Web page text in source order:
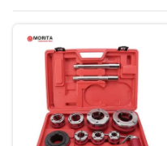
για σωλήνες